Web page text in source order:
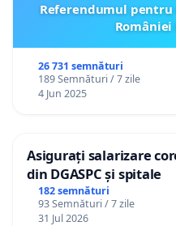
Referendumul
României
26 731 semnături
189 Semnături / 7 zile
4 Jun 2025
Asigurați salarizare
din DGASPC și spitale
182 semnături
93 Semnături / 7 zile
31 Jul 2026